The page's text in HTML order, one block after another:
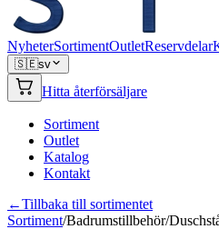
NyheterSortimentOutletReservdelar
🇸🇪sv
Hitta återförsäljare
Sortiment
Outlet
Katalog
Kontakt
←Tillbaka till sortimentet
Sortiment/Badrumstillbehör/